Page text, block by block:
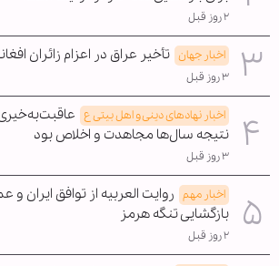
۲ روز قبل
اخبار جهان تأخیر عراق در اعزام زائران
۳ روز قبل
اخبار نهادهای دینی و اهل بیتی ع
نتیجه سال‌ها مجاهدت و اخلاص بود
۳ روز قبل
اخبار مهم روایت العربیه از توافق ایران
بازگشایی تنگه هرمز
۲ روز قبل